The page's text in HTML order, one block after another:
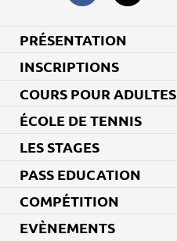
PRÉSENTATION
INSCRIPTIONS
COURS POUR ADULTES
ÉCOLE DE TENNIS
LES STAGES
PASS EDUCATION
COMPÉTITION
EVÈNEMENTS